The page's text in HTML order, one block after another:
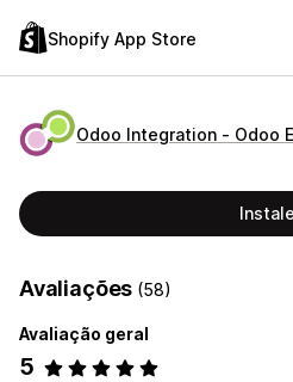
Shopify App Store
Odoo Integration ‑ Odoo
Instale
Avaliações (58)
Avaliação geral
5